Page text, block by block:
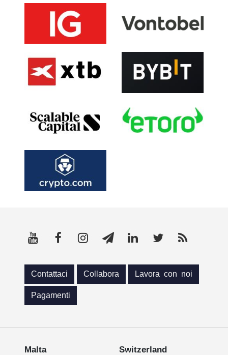
Contattaci Collabora Lavora con noi
Pagamenti
Malta
Switzerland